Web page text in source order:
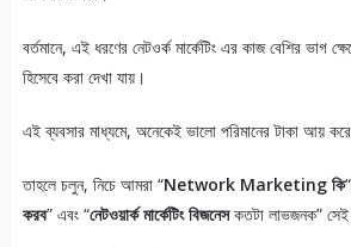
বর্তমানে, এই ধরণের নেটওর্ক মার্কেটিং এর কাজ বেশির
হিসেবে করা দেখা যায়।
এই ব্যবসার মাধ্যমে, অনেকেই ভালো পরিমানের টাকা আয়
তাহলে চলুন, নিচে আমরা “Network Marketing কি
করব” এবং “নেটওয়ার্ক মার্কেটিং বিজনেসকতটা লাভজনক” সেই